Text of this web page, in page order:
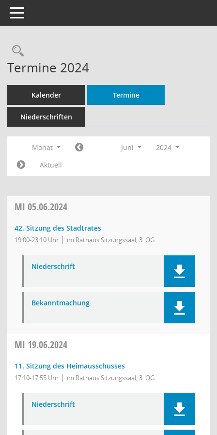
Toggle navigation
Rechercheauswahl
Termine 2024
Kalender Termine
Niederschriften
Monat Juni
2024
Aktuell
MI 05.06.2024
42. Sitzung des Stadtrates
19:00-23:10 Uhr im Rathaus Sitzungssaal, 3. OG
Niederschrift
Bekanntmachung
MI 19.06.2024
11. Sitzung des Heimausschusses
17:10-17:55 Uhr im Rathaus Sitzungssaal, 3. OG
Niederschrift